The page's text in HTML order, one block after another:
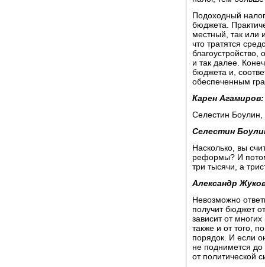
Подоходный
бюджета.
местный, так или
что тратятся
и так далее.
бюджета и,
обеспеченным
Карен Агамиров:
Селестин
Селестин
Насколько, вы
реформы? И
три тысячи, а
Александр
Невозможно
получит бюджет
зависит от
также и от того,
порядок. И если
не поднимется до
от политической